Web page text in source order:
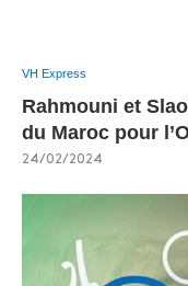
VH Express
Rahmouni et
du Maroc pour
24/02/2024